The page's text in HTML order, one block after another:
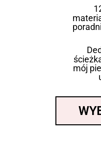
mój